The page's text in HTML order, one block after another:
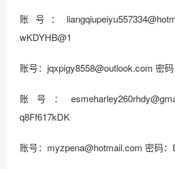
账号：
wKDYHB@1
账号： jqxpigy8558@outlook.com 密
账号：
q8Ff617kDK
账号： myzpena@hotmail.com 密码